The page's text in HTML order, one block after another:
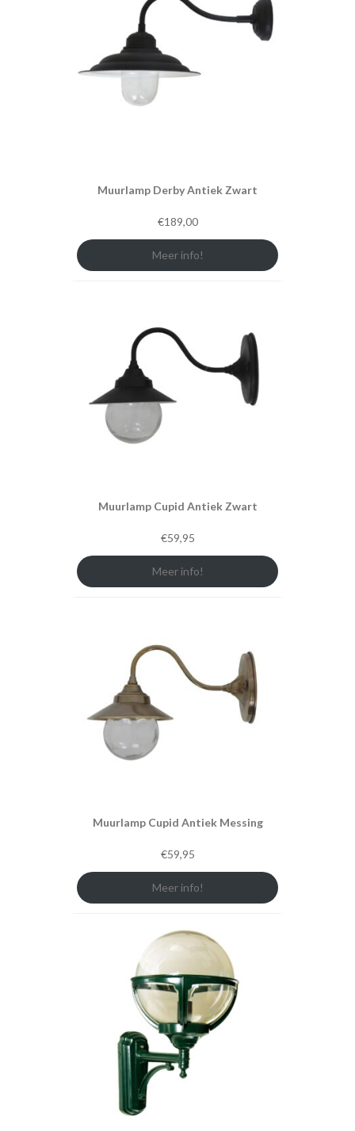
Muurlamp Derby Antiek Zwart
€189,00
Meer info!
Muurlamp Cupid Antiek Zwart
€59,95
Meer info!
Muurlamp Cupid Antiek Messing
€59,95
Meer info!